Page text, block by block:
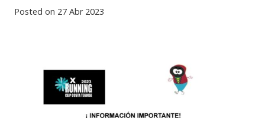
Posted on 27 Abr 2023